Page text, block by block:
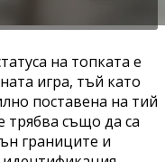
на топката е
игра, тъй като
поставена на тий
трябва също да са
границите и